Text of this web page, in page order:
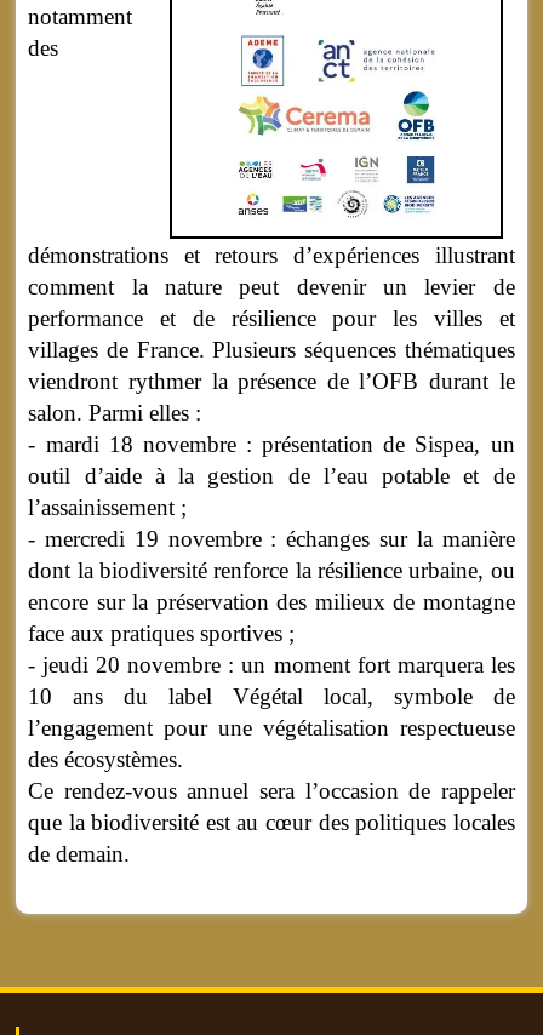
notamment
des
démonstrations et retours d’expériences illustrant
comment la nature peut devenir un levier de
performance et de résilience pour les villes et
villages de France. Plusieurs séquences thématiques
viendront rythmer la présence de l’OFB durant le
salon. Parmi elles :
- mardi 18 novembre : présentation de Sispea, un
outil d’aide à la gestion de l’eau potable et de
l’assainissement ;
- mercredi 19 novembre : échanges sur la manière
dont la biodiversité renforce la résilience urbaine, ou
encore sur la préservation des milieux de montagne
face aux pratiques sportives ;
- jeudi 20 novembre : un moment fort marquera les
10 ans du label Végétal local, symbole de
l’engagement pour une végétalisation respectueuse
des écosystèmes.
Ce rendez-vous annuel sera l’occasion de rappeler
que la biodiversité est au cœur des politiques locales
de demain.